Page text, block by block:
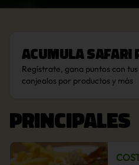
AcumulaSafari
Regístrate, gana puntos con
canjealos por productos y más
PRINCIPALES